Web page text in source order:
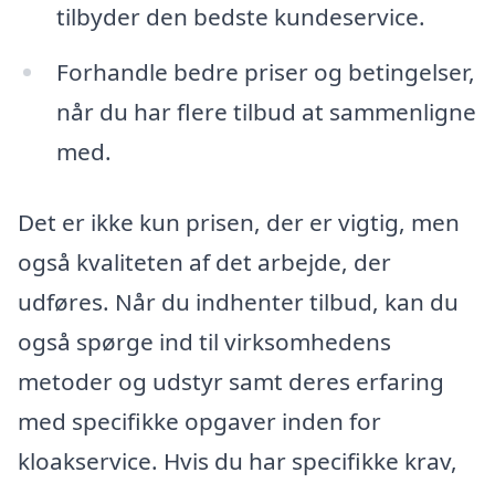
tilbyder den bedste kundeservice.
Forhandle bedre priser og betingelser,
når du har flere tilbud at sammenligne
med.
Det er ikke kun prisen, der er vigtig, men
også kvaliteten af det arbejde, der
udføres. Når du indhenter tilbud, kan du
også spørge ind til virksomhedens
metoder og udstyr samt deres erfaring
med specifikke opgaver inden for
kloakservice. Hvis du har specifikke krav,